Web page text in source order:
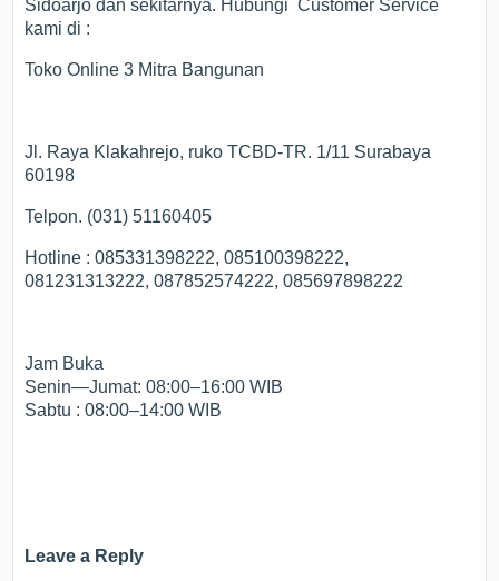
Sidoarjo dan sekitarnya. Hubungi Customer Service
kami di :
Toko Online 3 Mitra Bangunan
Jl. Raya Klakahrejo, ruko TCBD-TR. 1/11 Surabaya
60198
Telpon. (031) 51160405
Hotline : 085331398222, 085100398222,
081231313222, 087852574222, 085697898222
Jam Buka
Senin—Jumat: 08:00–16:00 WIB
Sabtu : 08:00–14:00 WIB
Leave a Reply